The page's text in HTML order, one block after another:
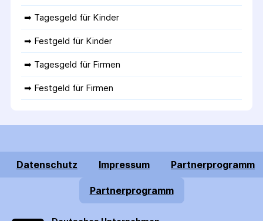
➡ Tagesgeld für Kinder
➡ Festgeld für Kinder
➡ Tagesgeld für Firmen
➡ Festgeld für Firmen
Datenschutz Impressum Partnerprogramm
Partnerprogramm